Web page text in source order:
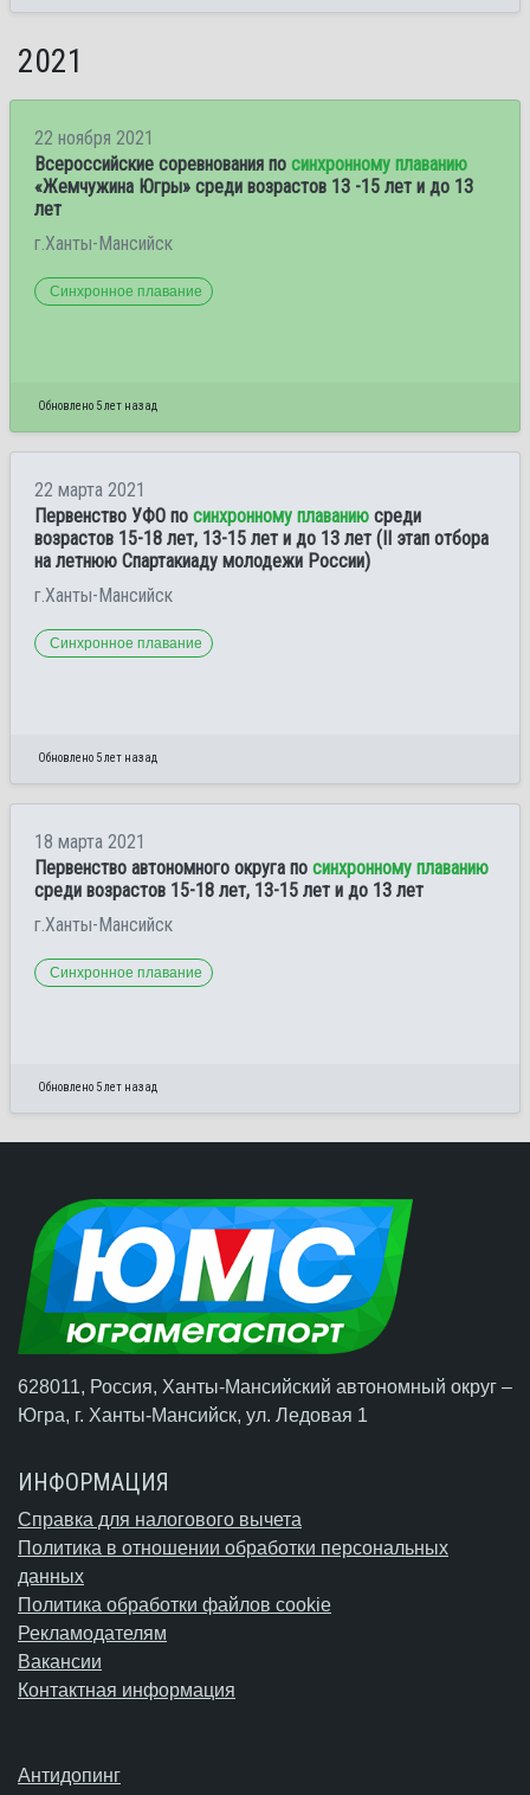
2021
22 ноября 2021
Всероссийские соревнования по синхронному плаванию
«Жемчужина Югры» среди возрастов 13 -15 лет и до 13
лет
г.Ханты-Мансийск
Синхронное плавание
Обновлено 5 лет назад
22 марта 2021
Первенство УФО по синхронному плаванию среди
возрастов 15-18 лет, 13-15 лет и до 13 лет (II этап отбора
на летнюю Спартакиаду молодежи России)
г.Ханты-Мансийск
Синхронное плавание
Обновлено 5 лет назад
18 марта 2021
Первенство автономного округа по синхронному плаванию
среди возрастов 15-18 лет, 13-15 лет и до 13 лет
г.Ханты-Мансийск
Синхронное плавание
Обновлено 5 лет назад
628011, Россия, Ханты-Мансийский автономный округ –
Югра, г. Ханты-Мансийск, ул. Ледовая 1
ИНФОРМАЦИЯ
Справка для налогового вычета
Политика в отношении обработки персональных
данных
Политика обработки файлов cookie
Рекламодателям
Вакансии
Контактная информация
Антидопинг